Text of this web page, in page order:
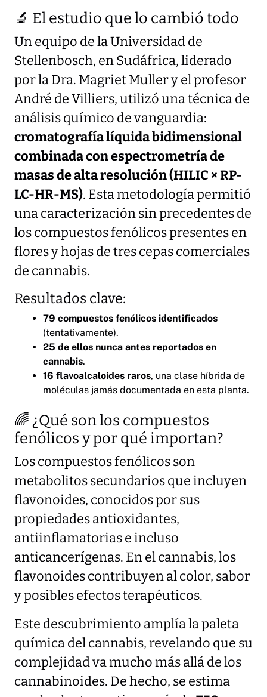
🔬 El estudio que lo cambió todo
Un equipo de la Universidad de
Stellenbosch, en Sudáfrica, liderado
por la Dra. Magriet Muller y el profesor
André de Villiers, utilizó una técnica de
análisis químico de vanguardia:
cromatografía líquida bidimensional
combinada con espectrometría de
masas de alta resolución (HILIC × RP-
LC-HR-MS). Esta metodología permitió
una caracterización sin precedentes de
los compuestos fenólicos presentes en
flores y hojas de tres cepas comerciales
de cannabis.
Resultados clave:
79 compuestos fenólicos identificados
(tentativamente).
25 de ellos nunca antes reportados en
cannabis.
16 flavoalcaloides raros, una clase híbrida de
moléculas jamás documentada en esta planta.
🌈 ¿Qué son los compuestos
fenólicos y por qué importan?
Los compuestos fenólicos son
metabolitos secundarios que incluyen
flavonoides, conocidos por sus
propiedades antioxidantes,
antiinflamatorias e incluso
anticancerígenas. En el cannabis, los
flavonoides contribuyen al color, sabor
y posibles efectos terapéuticos.
Este descubrimiento amplía la paleta
química del cannabis, revelando que su
complejidad va mucho más allá de los
cannabinoides. De hecho, se estima